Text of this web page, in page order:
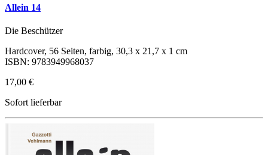
Allein 14
Die Beschützer
Hardcover, 56 Seiten, farbig, 30,3 x 21,7 x 1 cm
ISBN: 9783949968037
17,00 €
Sofort lieferbar